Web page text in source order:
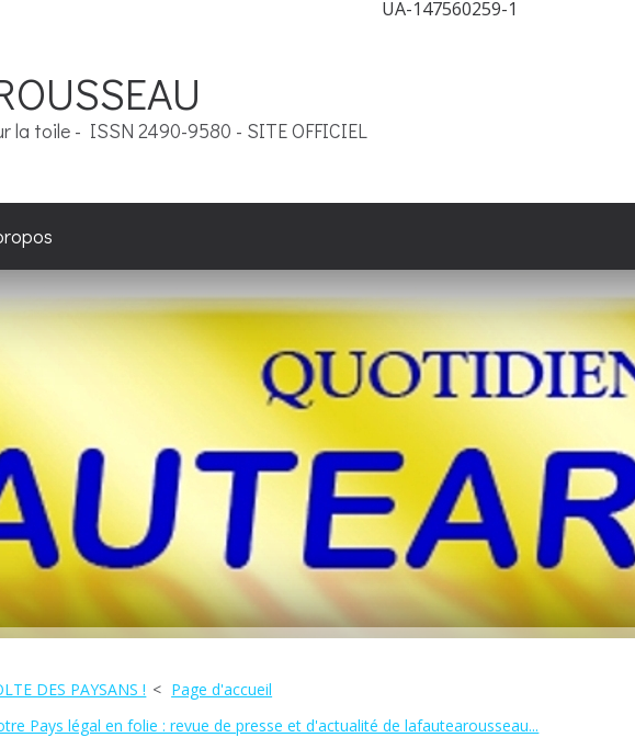
UA-147560259-1
la toile - ISSN 2490-9580 - SITE OFFICIEL
DES PAYSANS !
Page d'accueil
Pays légal en folie : revue de presse et d'actualité de lafautearousseau...